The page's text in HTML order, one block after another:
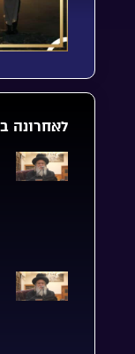
לאחרונה